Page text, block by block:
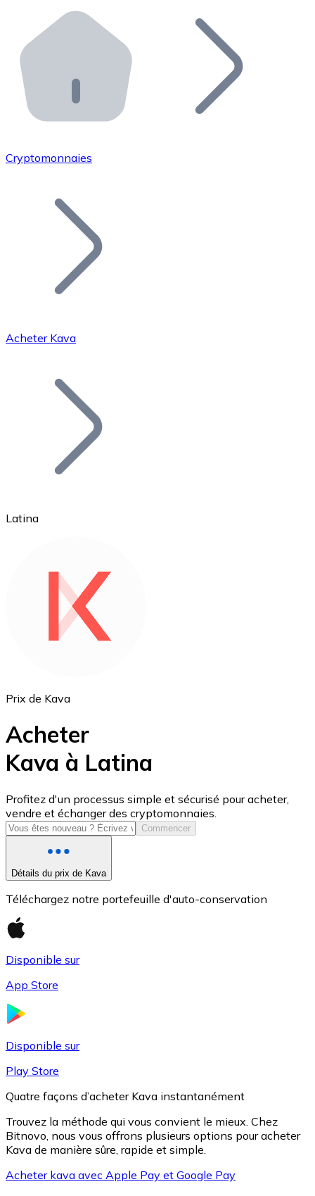
Distributeurs automatiques Bitnovo
Intégrez un ATM Bitnovo dans votre entreprise et
API Bitnovo
Intégrez notre API dans votre écosystème.
Rejoignez notre réseau de distributeurs et
Ajoutez le token de votre projet à notre service
Bitcoin
Ethereum
USD Coin
USDC
Cryptomonnaies
Acheter Kava
Latina
Prix de Kava
Acheter
Kava à Latina
Profitez d'un processus simple et sécurisé pour acheter,
vendre et échanger des cryptomonnaies.
Commencer
Détails du prix de Kava
Téléchargez notre portefeuille d'auto-conservation
Disponible sur
App Store
Disponible sur
Play Store
Quatre façons d’acheter Kava instantanément
Trouvez la méthode qui vous convient le mieux. Chez
Bitnovo, nous vous offrons plusieurs options pour acheter
Kava de manière sûre, rapide et simple.
Acheter kava avec Apple Pay et Google Pay